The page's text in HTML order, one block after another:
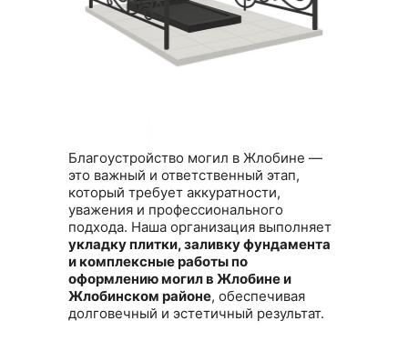
Благоустройство могил в Жлобине —
это важный и ответственный этап,
который требует аккуратности,
уважения и профессионального
подхода. Наша организация выполняет
укладку плитки, заливку фундамента
и комплексные работы по
оформлению могил в Жлобине и
Жлобинском районе, обеспечивая
долговечный и эстетичный результат.